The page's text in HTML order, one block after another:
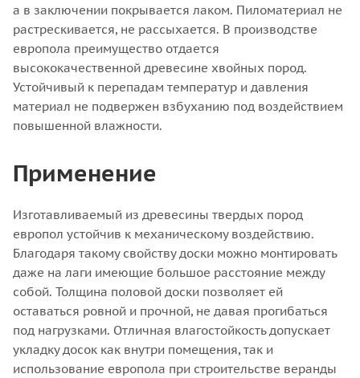
а в заключении покрывается лаком. Пиломатериал не
растрескивается, не рассыхается. В производстве
европола преимущество отдается
высококачественной древесине хвойных пород.
Устойчивый к перепадам температур и давления
материал не подвержен взбуханию под воздействием
повышенной влажности.
Применение
Изготавливаемый из древесины твердых пород
европол устойчив к механическому воздействию.
Благодаря такому свойству доски можно монтировать
даже на лаги имеющие большое расстояние между
собой. Толщина половой доски позволяет ей
оставаться ровной и прочной, не давая прогибаться
под нагрузками. Отличная влагостойкость допускает
укладку досок как внутри помещения, так и
использование европола при строительстве веранды